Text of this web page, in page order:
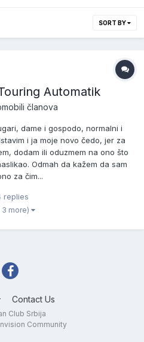
SORT BY
Automatik
članova
dame i gospodo, normalni i
i ja moje novo čedo, jer za
dodam ili oduzmem na ono što
Odmah da kažem da sam
za čim...
replies
3 more)
Contact Us
Club Srbija
Community